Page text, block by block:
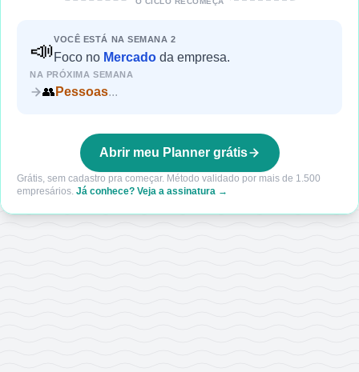
📣VOCÊ ESTÁ NA SEMANA2
Foco no Mercado da empresa.
NA PRÓXIMA SEMANA
👥 Pessoas...
Grátis, sem cadastro pra começar. Método validado por mais de 1.500
empresários. Já conhece? Veja a assinatura →
Abrir meu Planner grátis